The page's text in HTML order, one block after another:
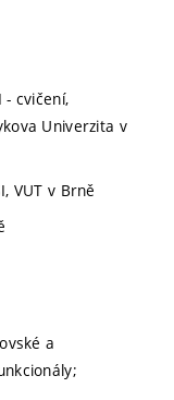
- cvičení,
Univerzita v
VUT v Brně
a